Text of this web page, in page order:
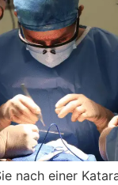
nach einer